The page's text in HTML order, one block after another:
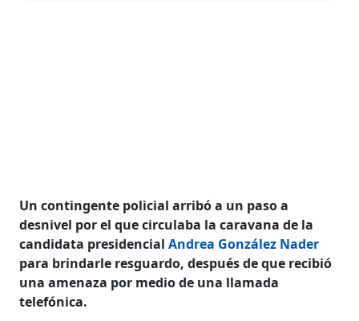
Un contingente policial arribó a un paso a
desnivel por el que circulaba la caravana de la
candidata presidencialAndrea González Nader
para brindarle resguardo, después de que recibió
una amenaza por medio de una llamada
telefónica.